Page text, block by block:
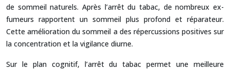
de sommeil naturels. Après l’arrêt du tabac, de nombreux ex-
fumeurs rapportent un sommeil plus profond et réparateur.
Cette amélioration du sommeil a des répercussions positives sur
la concentration et la vigilance diurne.
Sur le plan cognitif, l’arrêt du tabac permet une meilleure